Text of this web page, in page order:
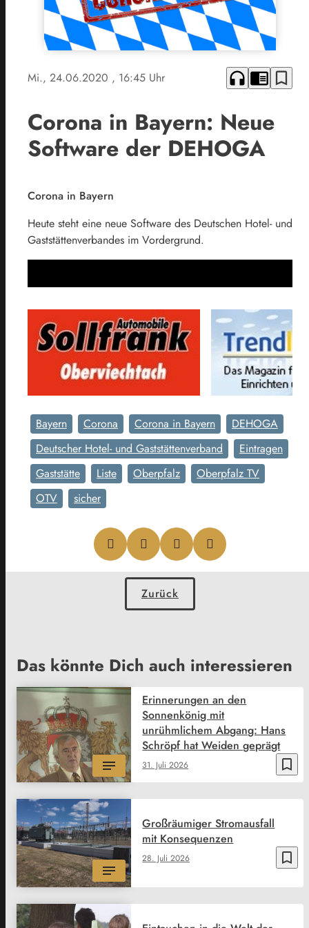
Mi., 24.06.2020 , 16:45 Uhr headphones chrome_reader_mode bookmark_border
Corona in Bayern: Neue
Software der DEHOGA
Corona in Bayern
Heute steht eine neue Software des Deutschen Hotel- und
Gaststättenverbandes im Vordergrund.
Bayern Corona Corona in Bayern
DEHOGA
Deutscher Hotel- und Gaststättenverband
Eintragen
Gaststätte
Liste Oberpfalz
Oberpfalz TV
OTV
sicher
Zurück
Das könnte Dich auch interessieren
bookmark_border
31. Juli 2026
Erinnerungen an den
Sonnenkönig mit
unrühmlichem Abgang: Hans
Schröpf hat Weiden geprägt
bookmark_border
28. Juli 2026
Großräumiger Stromausfall
mit Konsequenzen